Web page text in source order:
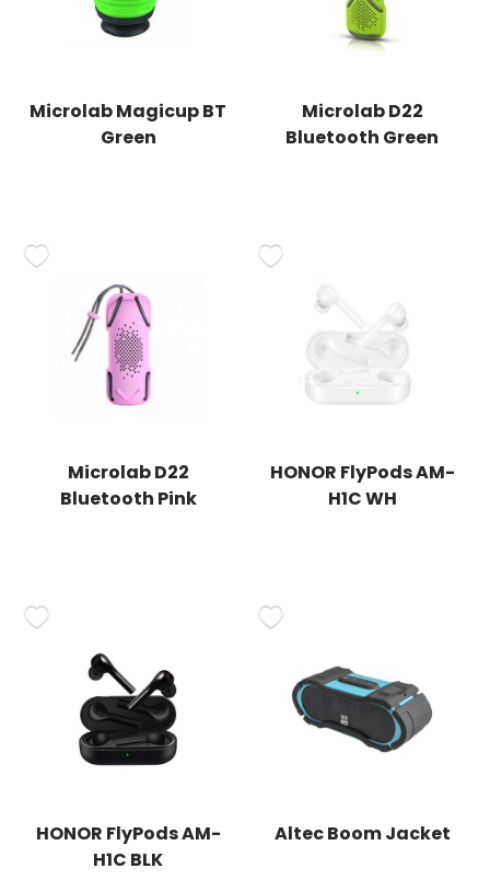
Microlab Magicup BT
Green
Microlab D22
Bluetooth Green
Microlab D22
Bluetooth Pink
HONOR FlyPods AM-
H1C WH
HONOR FlyPods AM-
H1C BLK
Altec Boom Jacket